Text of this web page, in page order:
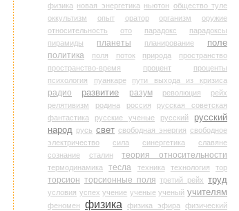
физика новая энергетика ньютон общество туле
оккультизм
опыт оратор организм
оружие
относительность
ото парадокс
парадоксы
пирамиды
планеты планирование
поле
политика
поля поток природа
пространство
пространство-время
процент
проценты
психология
пуанкаре пути выхода из кризиса
радио развитие разум революция
рейх
релятивизм
родина россия
русская советская
фантастика
русские ученые русский
русский
народ русь свет свободная энергия свободное
электричество
сила синергетика
славяне
сознание
сталин теория относительности
термодинамика тесла техника технология тор
торсион торсионные поля третий рейх труд
условия успех учение ученые ученый учителям
феномен физика физика эфира
физический